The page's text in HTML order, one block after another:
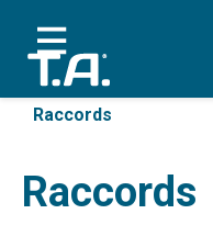
/ Pièces détachées
Raccords
Raccords